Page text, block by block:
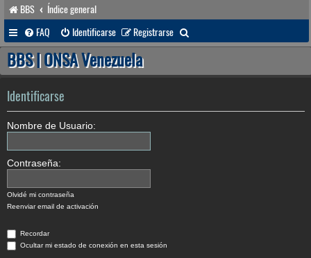
BBS
Índice general
FAQ
Identificarse Registrarse
u
a
BBS | ONSA Venezuela
Identificarse
Nombre de Usuario:
Contraseña:
Olvidé mi contraseña
Reenviar email de activación
Recordar
Ocultar mi estado de conexión en esta sesión